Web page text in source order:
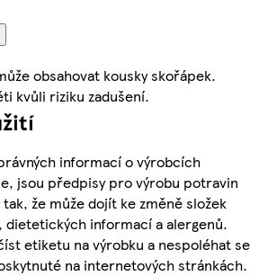
obsahovat kousky skořápek.
kvůli riziku zadušení.
informací o výrobcích
jsou předpisy pro výrobu potravin
že může dojít ke změně složek
dietetických informací a alergenů.
etiketu na výrobku a nespoléhat se
na internetových stránkách.